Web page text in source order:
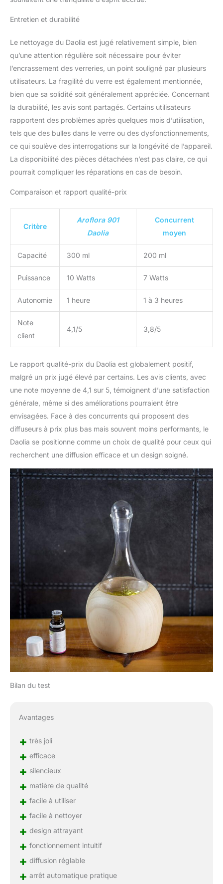
Entretien et durabilité
Le nettoyage du Daolia est jugé relativement simple, bien
qu’une attention régulière soit nécessaire pour éviter
l’encrassement des verreries, un point souligné par plusieurs
utilisateurs. La fragilité du verre est également mentionnée,
bien que sa solidité soit généralement appréciée. Concernant
la durabilité, les avis sont partagés. Certains utilisateurs
rapportent des problèmes après quelques mois d’utilisation,
tels que des bulles dans le verre ou des dysfonctionnements,
ce qui soulève des interrogations sur la longévité de l’appareil.
La disponibilité des pièces détachées n’est pas claire, ce qui
pourrait compliquer les réparations en cas de besoin.
Comparaison et rapport qualité-prix
Critère
Aroflora 901
Daolia
Concurrent
moyen
Capacité 300 ml 200 ml
Puissance 10 Watts 7 Watts
Autonomie 1 heure 1 à 3 heures
Note
client
4,1/5 3,8/5
Le rapport qualité-prix du Daolia est globalement positif,
malgré un prix jugé élevé par certains. Les avis clients, avec
une note moyenne de 4,1 sur 5, témoignent d’une satisfaction
générale, même si des améliorations pourraient être
envisagées. Face à des concurrents qui proposent des
diffuseurs à prix plus bas mais souvent moins performants, le
Daolia se positionne comme un choix de qualité pour ceux qui
recherchent une diffusion efficace et un design soigné.
Bilan du test
Avantages
+ très joli
+ efficace
+ silencieux
+ matière de qualité
+ facile à utiliser
+ facile à nettoyer
+ design attrayant
+ fonctionnement intuitif
+ diffusion réglable
+ arrêt automatique pratique